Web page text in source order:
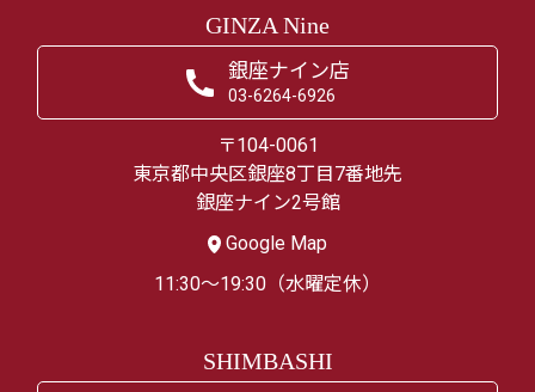
GINZA Nine
銀座ナイン店
03-6264-6926
〒104-0061
東京都中央区銀座8丁目7番地先
銀座ナイン2号館
Google Map
11:30～19:30（水曜定休）
SHIMBASHI